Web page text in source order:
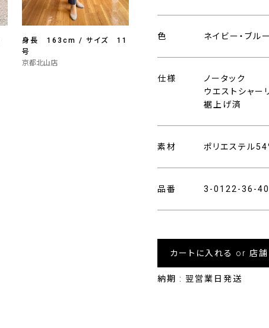
色 ネイビー・ブル
仕様
ノータック
ウエストシャー
裾上げ済
素材 ポリエステル
品番 3-0122-36-
カートに入れる or 店舗
納期 : 翌営業日発送
身長 163cm / サイズ 11
号
京都北山店